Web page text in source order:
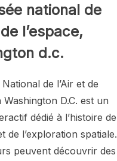
national de
l’espace,
d.c.
de l’Air et de
Washington D.C. est un
dédié à l’histoire de
de l’exploration spatiale.
peuvent découvrir des